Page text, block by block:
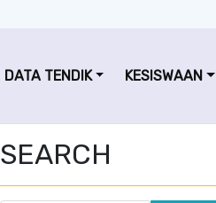
DATA TENDIK KESISWAAN
SEARCH